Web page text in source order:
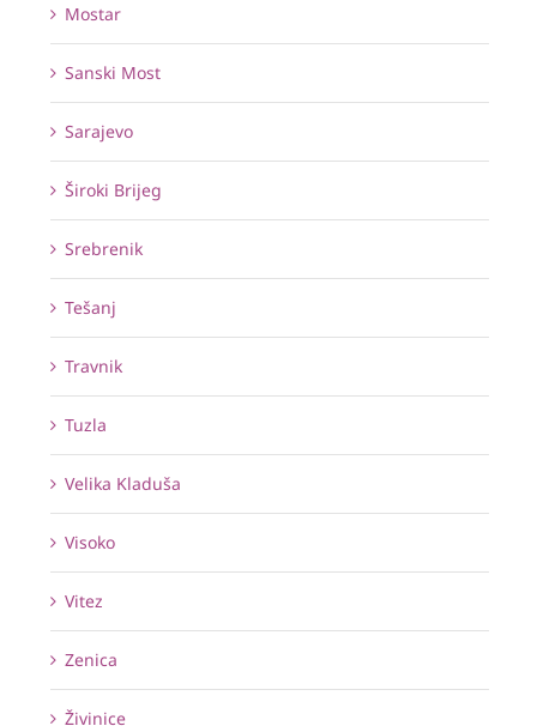
Mostar
Sanski Most
Sarajevo
Široki Brijeg
Srebrenik
Tešanj
Travnik
Tuzla
Velika Kladuša
Visoko
Vitez
Zenica
Živinice